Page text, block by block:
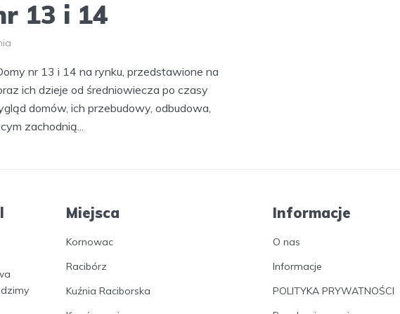
13 i 14
nr 13 i 14 na rynku, przedstawione na
ich dzieje od średniowiecza po czasy
domów, ich przebudowy, odbudowa,
zachodnią...
Miejsca
Kornowac
Racibórz
Kuźnia Raciborska
Informacje
O nas
Informacje
POLITYKA PRYWATNOŚCI